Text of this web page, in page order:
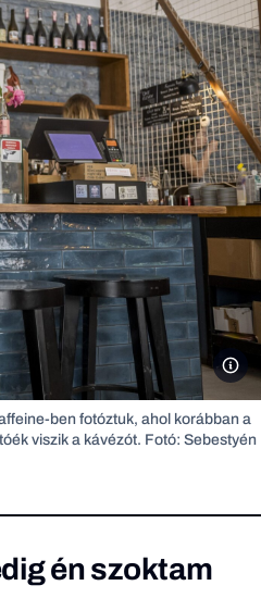
ben fotóztuk, ahol korábban a
viszik a kávézót. Fotó: Sebestyén
én szoktam